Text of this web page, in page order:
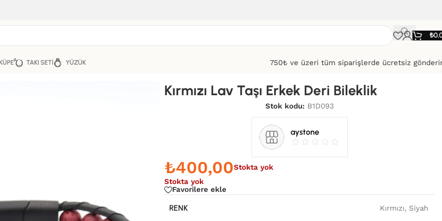
₺
TAKI SETI YÜZÜK
750₺ ve üzeri tüm siparişlerde ücretsiz
Erkek Deri Bileklik
Kırmızı Lav Taşı Erkek Deri Bileklik
Stok kodu: B1D093
aystone
₺400,00Stokta yok
Stokta yok
Favorilere ekle
RENK Kırmızı, Siyah